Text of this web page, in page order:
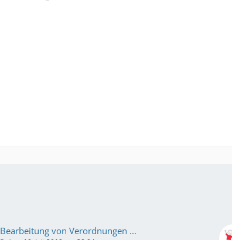
Bearbeitung von Verordnungen ...